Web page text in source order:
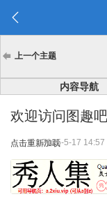
上一个主题
内容导航
欢迎访问图趣
点击重新加载2025-5-17 14:57